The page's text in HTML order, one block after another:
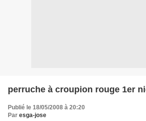
perruche à croupion rouge 1er
Publié le 18/05/2008 à 20:20
Par esga-jose